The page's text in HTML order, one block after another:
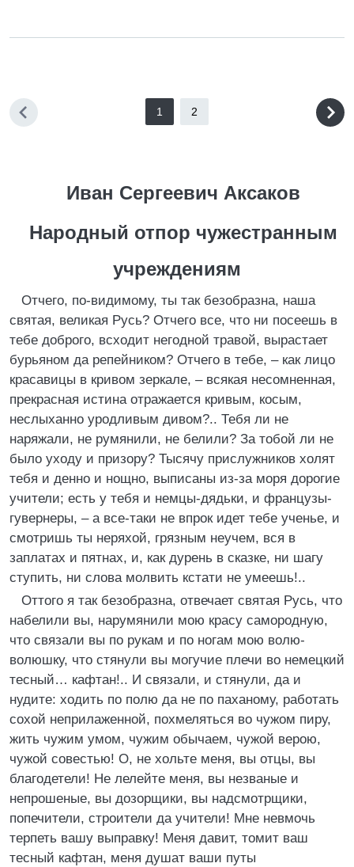
1 2
Иван Сергеевич Аксаков
Народный отпор чужестранным
учреждениям
Отчего, по-видимому, ты так безобразна, наша
святая, великая Русь? Отчего все, что ни посеешь в
тебе доброго, всходит негодной травой, вырастает
бурьяном да репейником? Отчего в тебе, – как лицо
красавицы в кривом зеркале, – всякая несомненная,
прекрасная истина отражается кривым, косым,
неслыханно уродливым дивом?.. Тебя ли не
наряжали, не румянили, не белили? За тобой ли не
было уходу и призору? Тысячу прислужников холят
тебя и денно и нощно, выписаны из-за моря дорогие
учители; есть у тебя и немцы-дядьки, и французы-
гувернеры, – а все-таки не впрок идет тебе ученье, и
смотришь ты неряхой, грязным неучем, вся в
заплатах и пятнах, и, как дурень в сказке, ни шагу
ступить, ни слова молвить кстати не умеешь!..
Оттого я так безобразна, отвечает святая Русь, что
набелили вы, нарумянили мою красу самородную,
что связали вы по рукам и по ногам мою волю-
волюшку, что стянули вы могучие плечи во немецкий
тесный… кафтан!.. И связали, и стянули, да и
нудите: ходить по полю да не по паханому, работать
сохой неприлаженной, похмеляться во чужом пиру,
жить чужим умом, чужим обычаем, чужой верою,
чужой совестью! О, не хольте меня, вы отцы, вы
благодетели! Не лелейте меня, вы незваные и
непрошеные, вы дозорщики, вы надсмотрщики,
попечители, строители да учители! Мне невмочь
терпеть вашу выправку! Меня давит, томит ваш
тесный кафтан, меня душат ваши путы